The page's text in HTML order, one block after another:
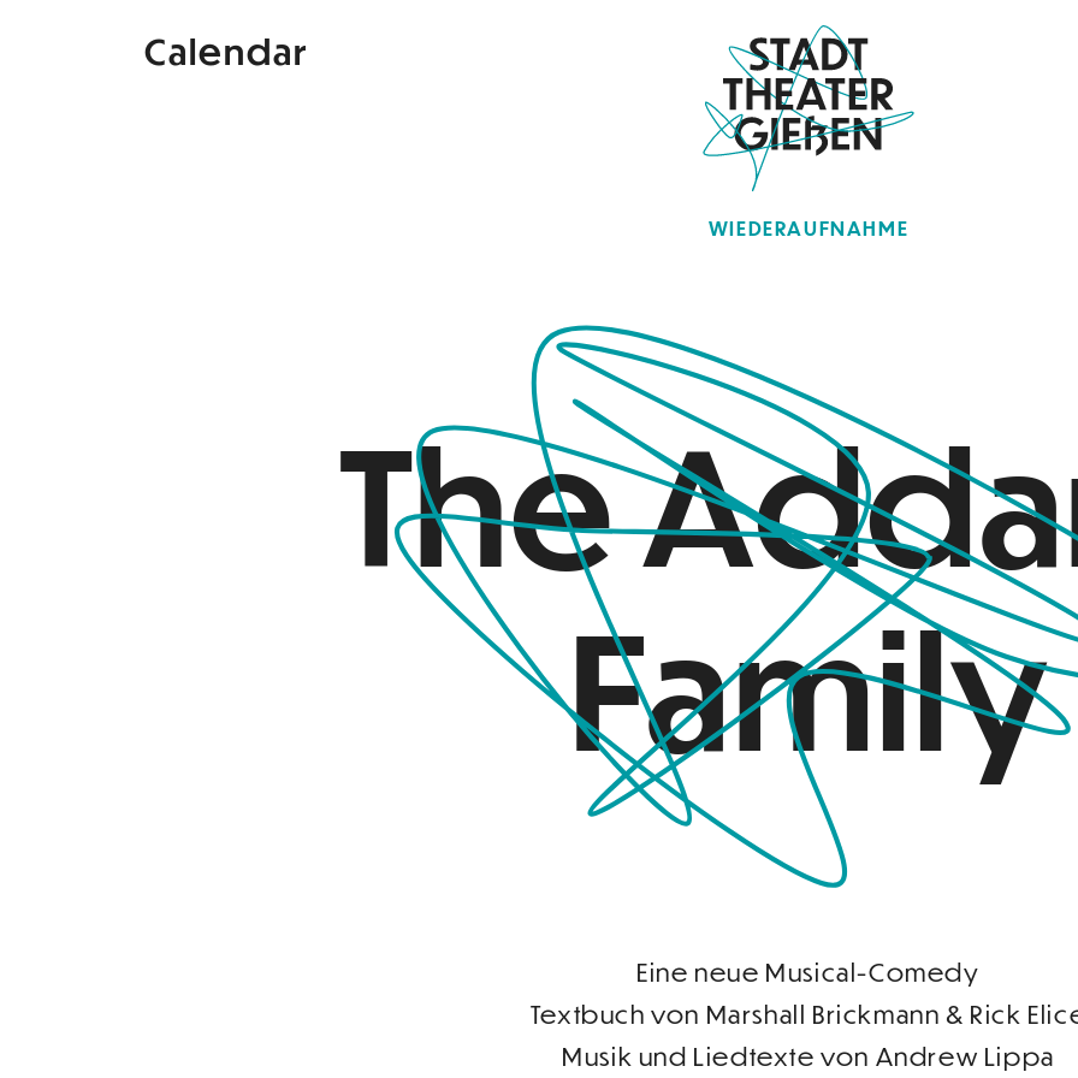
Calendar
WIEDERAUFNAHME
The
Family
Eine neue Musical-Comedy
Textbuch von Marshall Brickmann & Rick
Musik und Liedtexte von Andrew Lippa